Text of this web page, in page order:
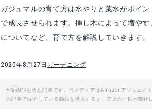
ガジュマルの育て方は水やりと葉水がポイ
で成長させられます。挿し木によって増や
についてなど、育て方を解説していきます。
2020年8月27日 ガーデニング
※商品PRを含む記事です。当メディアはAmazonアソシエイ
の記事で紹介している商品を購入すると、売上の一部が弊社